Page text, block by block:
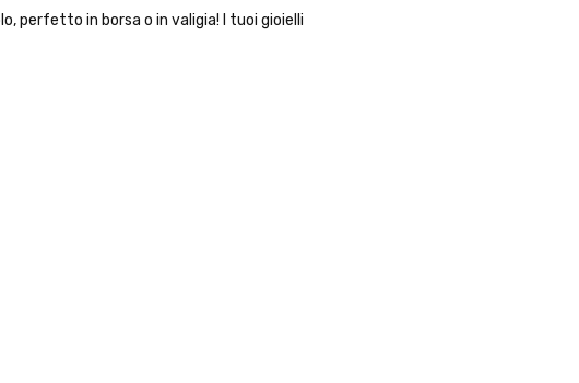
perfetto in borsa o in valigia! I tuoi gioielli